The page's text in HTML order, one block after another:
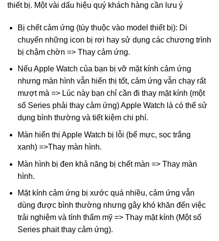
thiết bị. Một vài dấu hiệu quý khách hàng cần lưu ý
Bị chết cảm ứng (tùy thuộc vào model thiết bị): Di
chuyển những icon bị rơi hay sử dụng các chương trình
bị chậm chờn => Thay cảm ứng.
Nếu Apple Watch của bạn bị vỡ mặt kính cảm ứng
nhưng màn hình vẫn hiển thị tốt, cảm ứng vẫn chạy rất
mượt mà => Lúc này bạn chỉ cần đi thay mặt kính (một
số Series phải thay cảm ứng) Apple Watch là có thể sử
dụng bình thường và tiết kiệm chi phí.
Màn hiển thị Apple Watch bị lỗi (bể mực, sọc trắng
xanh) =>Thay màn hình.
Màn hình bị đen khả năng bị chết màn => Thay màn
hình.
Mặt kính cảm ứng bị xước quá nhiều, cảm ứng vẫn
dùng được bình thường nhưng gây khó khăn đến việc
trải nghiệm và tính thẩm mỹ => Thay mặt kính (Một số
Series phait thay cảm ứng).